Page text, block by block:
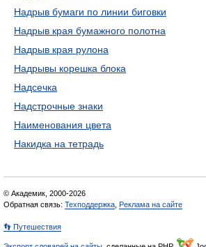
Надрыв бумаги по линии биговки
Надрыв края бумажного полотна
Надрыв края рулона
Надрывы корешка блока
Надсечка
Надстрочные знаки
Наименования цвета
Накидка на тетрадь
© Академик, 2000-2026
Обратная связь: Техподдержка Реклама на сайте
👣 Путешествия